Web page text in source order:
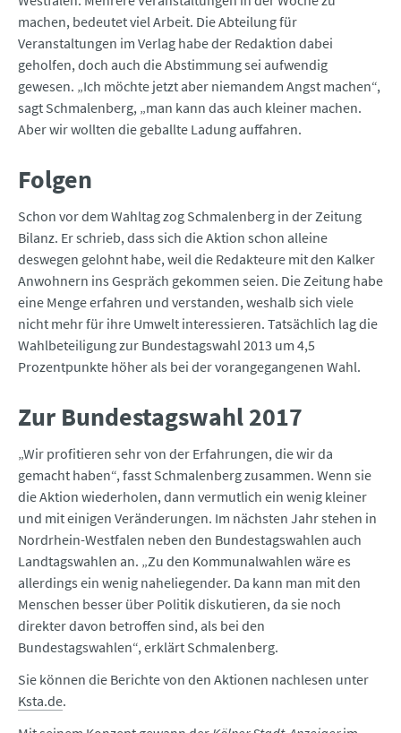
machen, bedeutet viel Arbeit. Die Abteilung für
Veranstaltungen im Verlag habe der Redaktion dabei
geholfen, doch auch die Abstimmung sei aufwendig
gewesen. „Ich möchte jetzt aber niemandem Angst machen“,
sagt Schmalenberg, „man kann das auch kleiner machen.
Aber wir wollten die geballte Ladung auffahren.
Folgen
Schon vor dem Wahltag zog Schmalenberg in der Zeitung
Bilanz. Er schrieb, dass sich die Aktion schon alleine
deswegen gelohnt habe, weil die Redakteure mit den Kalker
Anwohnern ins Gespräch gekommen seien. Die Zeitung habe
eine Menge erfahren und verstanden, weshalb sich viele
nicht mehr für ihre Umwelt interessieren. Tatsächlich lag die
Wahlbeteiligung zur Bundestagswahl 2013 um 4,5
Prozentpunkte höher als bei der vorangegangenen Wahl.
Zur Bundestagswahl 2017
„Wir profitieren sehr von der Erfahrungen, die wir da
gemacht haben“, fasst Schmalenberg zusammen. Wenn sie
die Aktion wiederholen, dann vermutlich ein wenig kleiner
und mit einigen Veränderungen. Im nächsten Jahr stehen in
Nordrhein-Westfalen neben den Bundestagswahlen auch
Landtagswahlen an. „Zu den Kommunalwahlen wäre es
allerdings ein wenig naheliegender. Da kann man mit den
Menschen besser über Politik diskutieren, da sie noch
direkter davon betroffen sind, als bei den
Bundestagswahlen“, erklärt Schmalenberg.
Sie können die Berichte von den Aktionen nachlesen unter
Ksta.de.